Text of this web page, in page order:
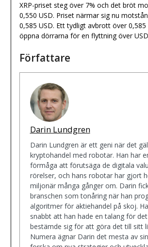
XRP-priset steg över 7% och det bröt
0,550 USD. Priset närmar sig nu
0,585 USD. Ett tydligt avbrott över 0,585
öppna dörrarna för en flyttning över
Författare
Darin Lundgren
Darin Lundgren är ett geni när det
kryptohandel med robotar. Han har
förmåga att förutsäga de digitala
rörelser, och hans robotar har gjort
miljonär många gånger om. Darin
branschen som tonåring när han
algoritmer för aktiehandel på skoj.
snabbt att han hade en talang för
bestämde sig för att göra det till sitt
Numera ägnar Darin det mesta av